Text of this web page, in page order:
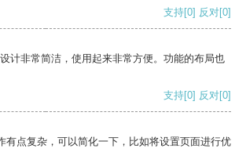
支持[0] 反对[0]
计非常简洁，使用起来非常方便。功能的布局也
支持[0] 反对[0]
有点复杂，可以简化一下，比如将设置页面进行优